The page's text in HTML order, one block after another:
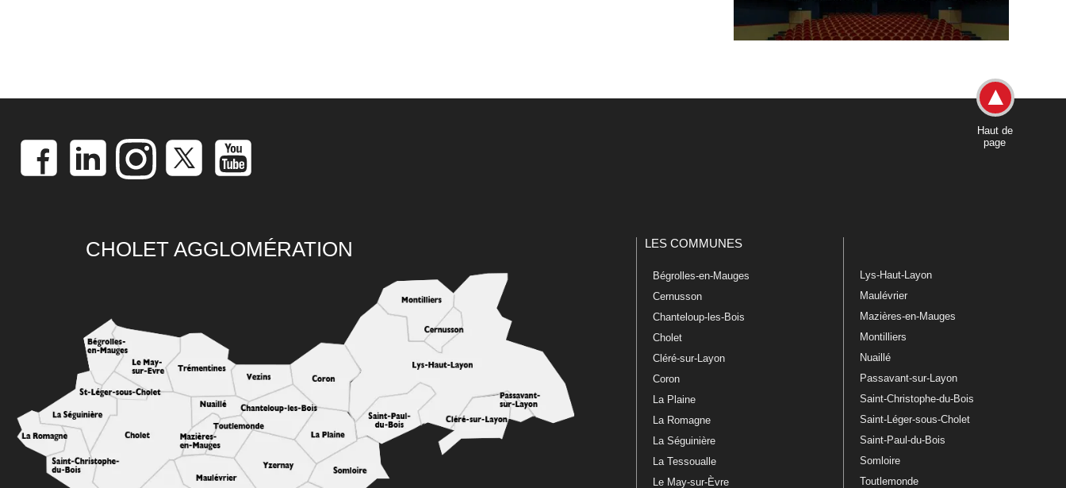
Haut de
page
CHOLET AGGLOMÉRATION LES COMMUNES
Bégrolles-en-Mauges
Cernusson
Chanteloup-les-Bois
Cholet
Cléré-sur-Layon
Coron
La Plaine
La Romagne
La Séguinière
La Tessoualle
Le May-sur-Èvre
Lys-Haut-Layon
Maulévrier
Mazières-en-Mauges
Montilliers
Nuaillé
Passavant-sur-Layon
Saint-Christophe-du-Bois
Saint-Léger-sous-Cholet
Saint-Paul-du-Bois
Somloire
Toutlemonde